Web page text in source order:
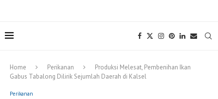
Home Perikanan
Produksi Melesat, Pembenihan Ikan
Gabus Tabalong Dilirik Sejumlah Daerah di Kalsel
Perikanan